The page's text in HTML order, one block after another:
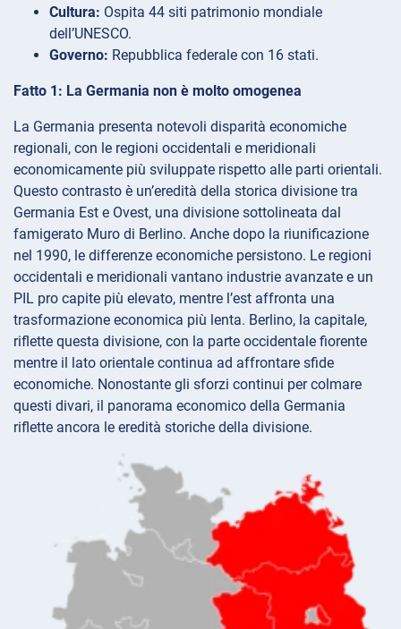
Cultura: Ospita 44 siti patrimonio mondiale
dell’UNESCO.
Governo: Repubblica federale con 16 stati.
Fatto 1: La Germania non è molto omogenea
La Germania presenta notevoli disparità economiche
regionali, con le regioni occidentali e meridionali
economicamente più sviluppate rispetto alle parti orientali.
Questo contrasto è un’eredità della storica divisione tra
Germania Est e Ovest, una divisione sottolineata dal
famigerato Muro di Berlino. Anche dopo la riunificazione
nel 1990, le differenze economiche persistono. Le regioni
occidentali e meridionali vantano industrie avanzate e un
PIL pro capite più elevato, mentre l’est affronta una
trasformazione economica più lenta. Berlino, la capitale,
riflette questa divisione, con la parte occidentale fiorente
mentre il lato orientale continua ad affrontare sfide
economiche. Nonostante gli sforzi continui per colmare
questi divari, il panorama economico della Germania
riflette ancora le eredità storiche della divisione.